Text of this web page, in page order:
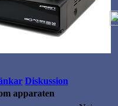
Diskussion
apparaten